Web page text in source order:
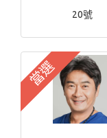
20號
當選